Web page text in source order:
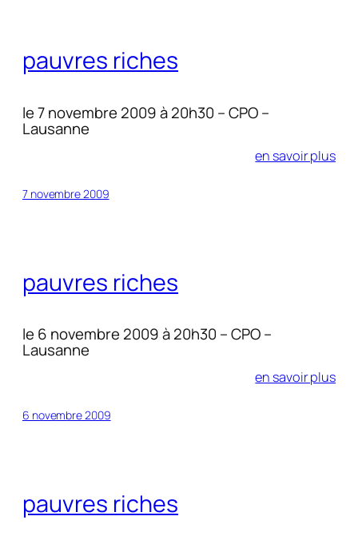
pauvres riches
le 7 novembre 2009 à 20h30 – CPO –
Lausanne
en savoir plus
7 novembre 2009
pauvres riches
le 6 novembre 2009 à 20h30 – CPO –
Lausanne
en savoir plus
6 novembre 2009
pauvres riches